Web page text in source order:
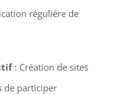
régulière de
: Création de sites
de participer